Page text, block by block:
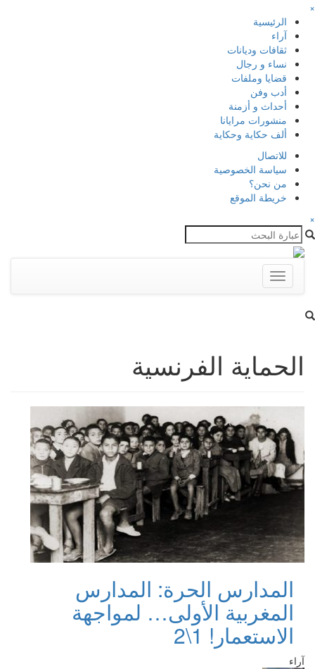
×
الرئيسية
آراء
ثقافات وديانات
نساء و رجال
قضايا وملفات
أدب وفن
أحداث و أزمنة
منشورات مرايانا
ألف حكاية وحكاية
للاتصال
سياسة الخصوصية
من نحن؟
خريطة الموقع
×
Toggle
navigation
الحماية الفرنسية
المدارس الحرة: المدارس
المغربية الأولى… لمواجهة
الاستعمار! 1\2
آراء